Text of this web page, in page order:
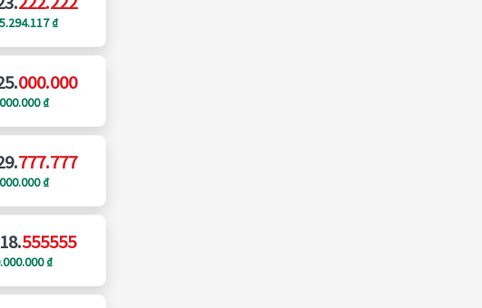
₫
000.000
₫
777.777
₫
555555
₫